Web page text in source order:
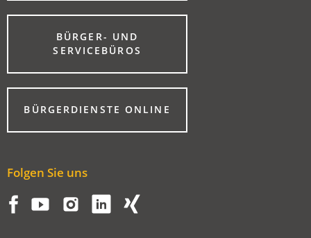
EINEM
NEUEN
BÜRGER- UND
SERVICEBÜROS
(ÖFFNET
EINEM
NEUEN
TAB)BÜRGERDIENSTE ONLINE
(ÖFFNET
EINEM
Folgen Sie uns